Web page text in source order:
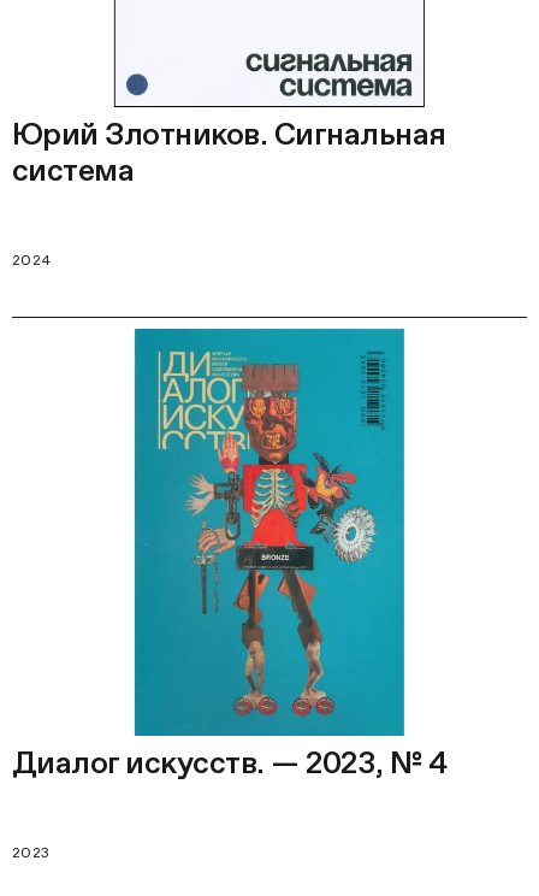
Юрий Злотников. Сигнальная
система
2024
Диалог искусств. — 2023, № 4
2023